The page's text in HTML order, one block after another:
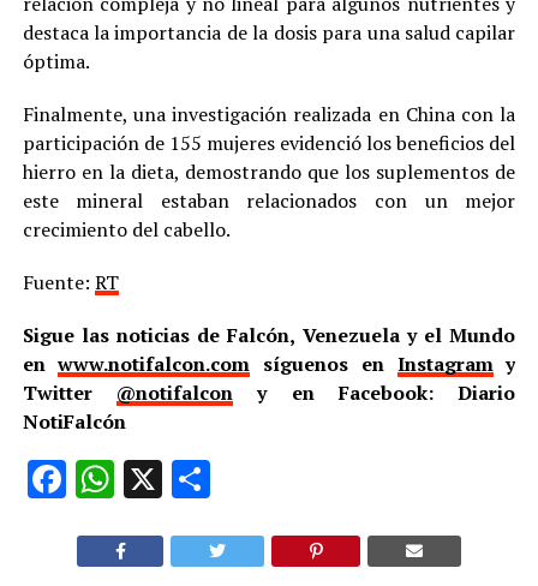
destaca la importancia de la dosis para una salud capilar
óptima.
Finalmente, una investigación realizada en China con la
participación de 155 mujeres evidenció los beneficios del
hierro en la dieta, demostrando que los suplementos de
este mineral estaban relacionados con un mejor
crecimiento del cabello.
Fuente: RT
Sigue las noticias de Falcón, Venezuela y el Mundo
enwww.notifalcon.com síguenos en Instagramy
Twitter @notifalcon y en Facebook: Diario
NotiFalcón
Facebook
WhatsApp
X Compartir